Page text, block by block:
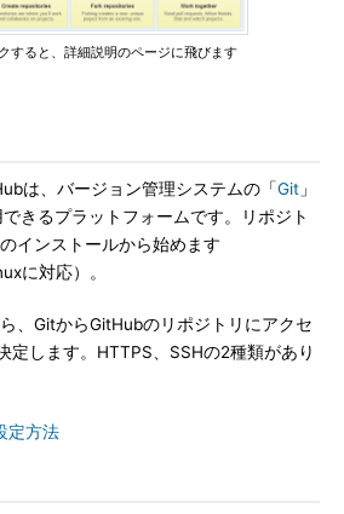
すると、詳細説明のページに飛びます
は、バージョン管理システムの「Git 」
できるプラットフォームです。リポジト
インストールから始めます
に対応）。
、GitからGitHubのリポジトリにアクセ
定します。HTTPS、SSHの2種類があり
定方法